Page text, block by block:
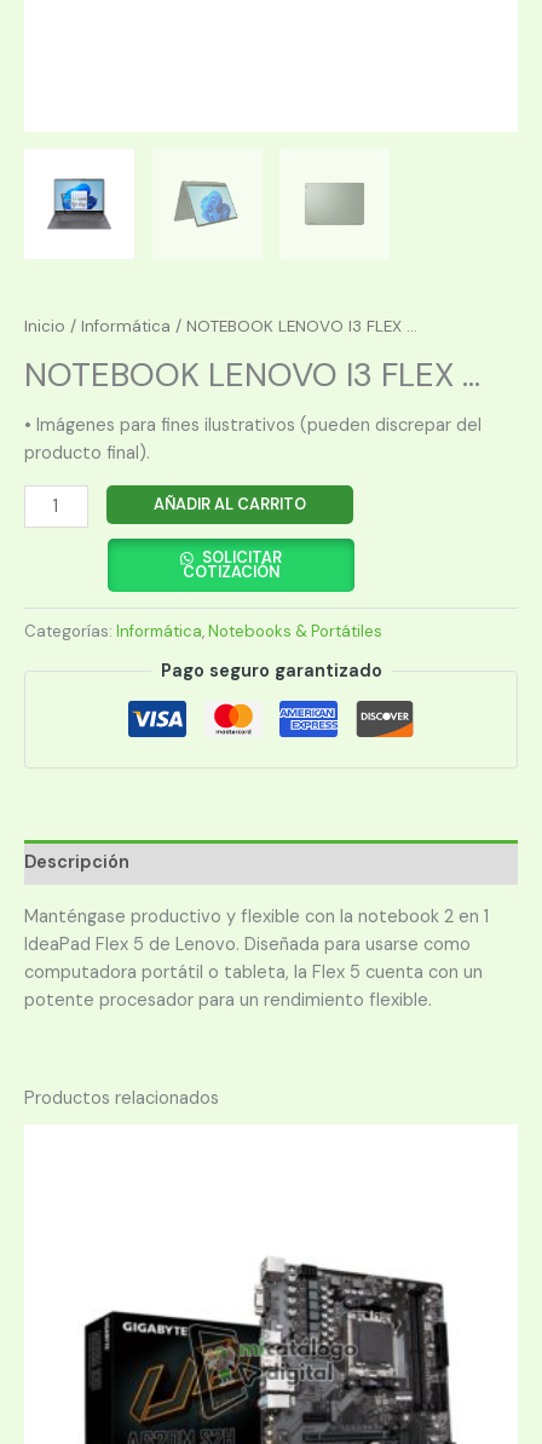
Inicio / Informática / NOTEBOOK LENOVO I3 FLEX ...
NOTEBOOK LENOVO I3 FLEX ...
• Imágenes para fines ilustrativos (pueden discrepar del
producto final).
NOTEBOOK
LENOVO
5
82R700L4US
1.2/8/256/W11H/14"
cantidad
AÑADIR AL CARRITO
SOLICITAR
COTIZACIÓN
Categorías: Informática,Notebooks & Portátiles
Pago seguro garantizado
Descripción
Manténgase productivo y flexible con la notebook 2 en 1
IdeaPad Flex 5 de Lenovo. Diseñada para usarse como
computadora portátil o tableta, la Flex 5 cuenta con un
potente procesador para un rendimiento flexible.
Productos relacionados